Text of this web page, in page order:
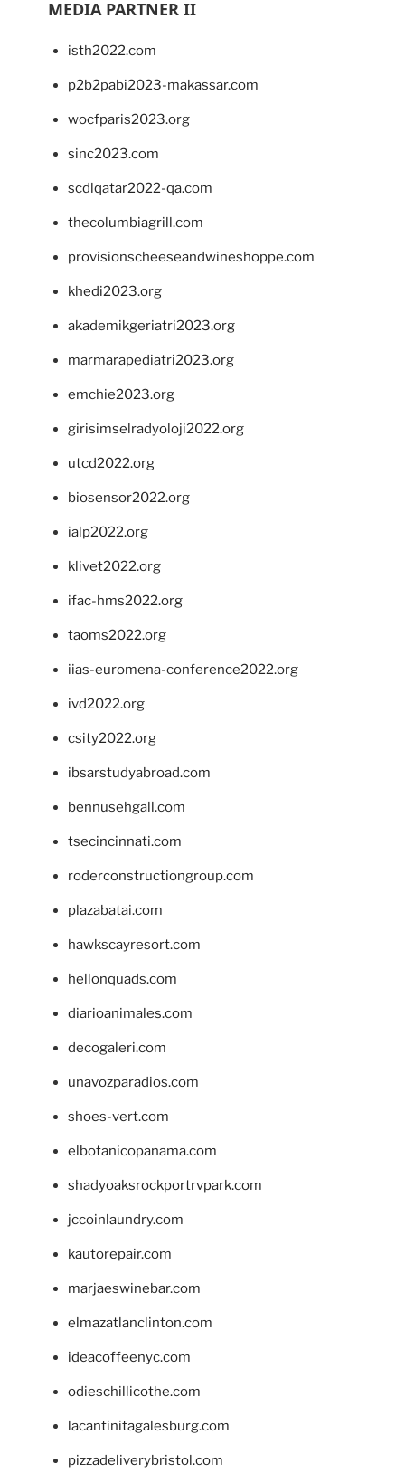
MEDIA PARTNER II
isth2022.com
p2b2pabi2023-makassar.com
wocfparis2023.org
sinc2023.com
scdlqatar2022-qa.com
thecolumbiagrill.com
provisionscheeseandwineshoppe.com
khedi2023.org
akademikgeriatri2023.org
marmarapediatri2023.org
emchie2023.org
girisimselradyoloji2022.org
utcd2022.org
biosensor2022.org
ialp2022.org
klivet2022.org
ifac-hms2022.org
taoms2022.org
iias-euromena-conference2022.org
ivd2022.org
csity2022.org
ibsarstudyabroad.com
bennusehgall.com
tsecincinnati.com
roderconstructiongroup.com
plazabatai.com
hawkscayresort.com
hellonquads.com
diarioanimales.com
decogaleri.com
unavozparadios.com
shoes-vert.com
elbotanicopanama.com
shadyoaksrockportrvpark.com
jccoinlaundry.com
kautorepair.com
marjaeswinebar.com
elmazatlanclinton.com
ideacoffeenyc.com
odieschillicothe.com
lacantinitagalesburg.com
pizzadeliverybristol.com